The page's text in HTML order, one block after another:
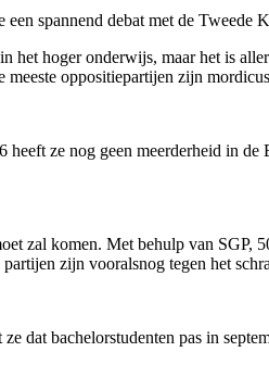
spannend debat met de Tweede
het hoger onderwijs, maar het is
oppositiepartijen zijn
ze nog geen meerderheid in
zal komen. Met behulp van SGP,
zijn vooralsnog tegen het
dat bachelorstudenten pas in